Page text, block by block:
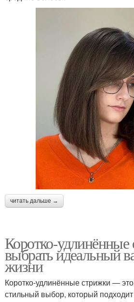
читать дальше →
Коротко-
выбрать идеальный
жизни
Коротко-удлинённые стрижки —
стильный выбор, который